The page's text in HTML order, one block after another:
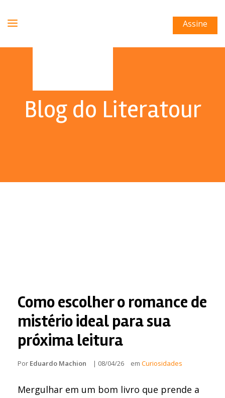
Assine
Blog do Literatour
Como escolher o romance de
mistério ideal para sua
próxima leitura
Por Eduardo Machion | 08/04/26 em Curiosidades
Mergulhar em um bom livro que prende a